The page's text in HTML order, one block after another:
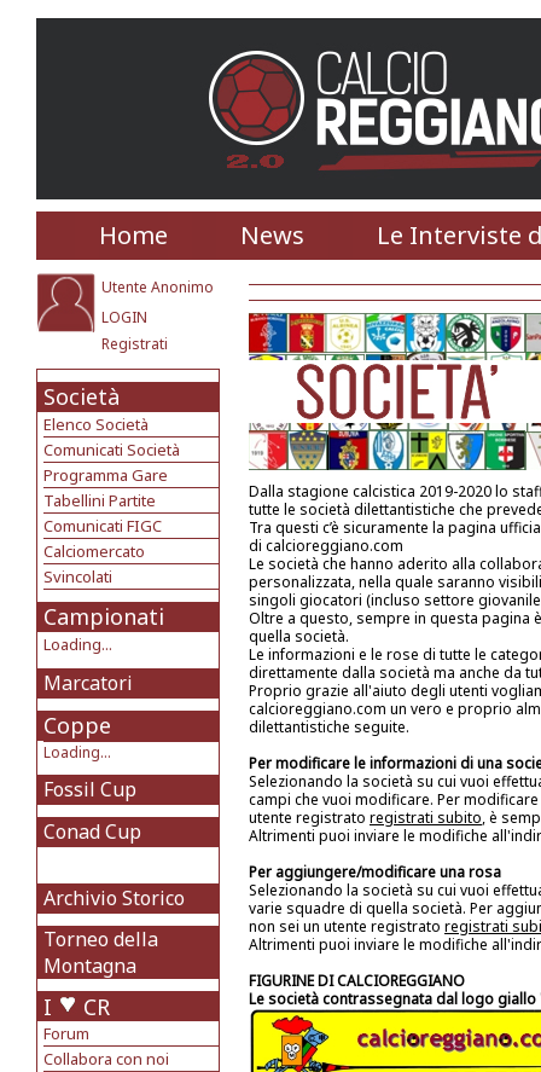
Home News Le Interviste
Utente Anonimo
LOGIN
Registrati
Società
Elenco Società
Comunicati Società
Programma Gare
Tabellini Partite
Comunicati FIGC
Calciomercato
Svincolati
Campionati
Loading...
Marcatori
Coppe
Loading...
Fossil Cup
Conad Cup
Archivio Storico
Torneo della
Montagna
I CR
Forum
Collabora con noi
Dalla stagione calcistica 2019-2020 lo
tutte le società dilettantistiche che
Tra questi c’è sicuramente la pagina
di calcioreggiano.com
Le società che hanno aderito alla
personalizzata, nella quale saranno
singoli giocatori (incluso settore
Oltre a questo, sempre in questa pagina
quella società.
Le informazioni e le rose di tutte le
direttamente dalla società ma anche da
Proprio grazie all'aiuto degli utenti
calcioreggiano.com un vero e proprio
dilettantistiche seguite.
Per modificare le informazioni di una
Selezionando la società su cui vuoi
campi che vuoi modificare. Per
utente registrato registrati subito, è
Altrimenti puoi inviare le modifiche
Per aggiungere/modificare una rosa
Selezionando la società su cui vuoi
varie squadre di quella società. Per
non sei un utente registrato registrati
Altrimenti puoi inviare le modifiche
FIGURINE DI CALCIOREGGIANO
Le società contrassegnata dal logo